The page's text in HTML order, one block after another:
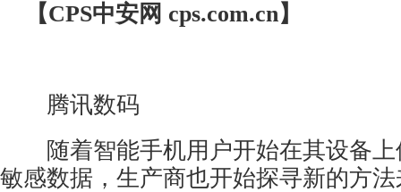
【CPS中安网 cps.com.cn】
腾讯数码
随着智能手机用户开始在其设备上
敏感数据，生产商也开始探寻新的方